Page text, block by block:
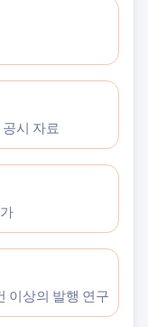
시 자료
이상의 발행 연구